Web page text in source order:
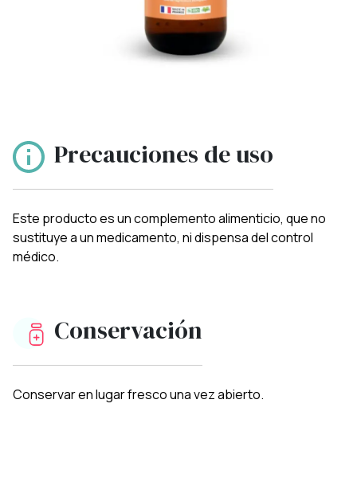
Precauciones de uso
Este producto es un complemento alimenticio, que no
sustituye a un medicamento, ni dispensa del control
médico.
Conservación
Conservar en lugar fresco una vez abierto.